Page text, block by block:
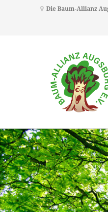
Die Baum-Allianz